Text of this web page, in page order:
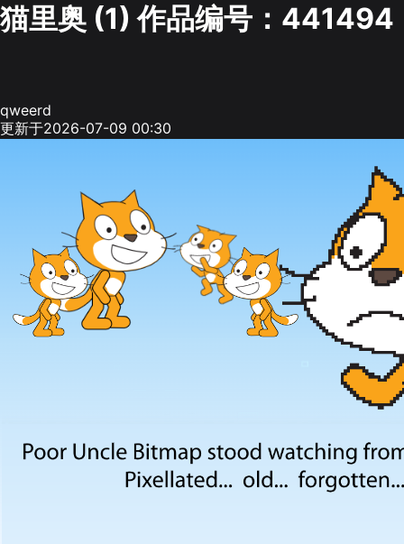
猫里奥 (1)作品编号：441494
qweerd
更新于2026-07-09 00:30